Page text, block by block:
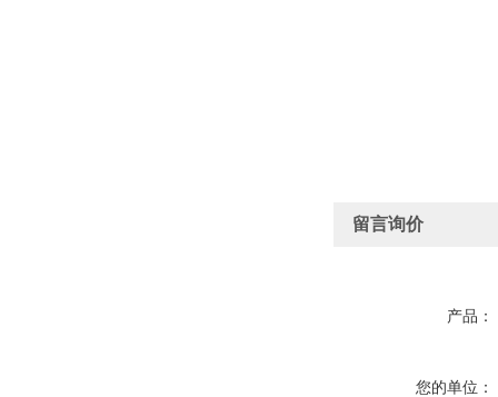
留言询价
产品：
您的单位：